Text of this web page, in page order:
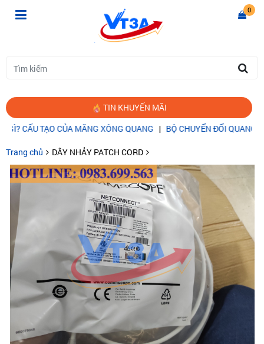
0
TIN KHUYẾN MÃI
TẠO CỦA MĂNG XÔNG QUANG|BỘ CHUYỂN ĐỔI QUANG ĐIỆN
Trang chủ DÂY NHẢY PATCH CORD